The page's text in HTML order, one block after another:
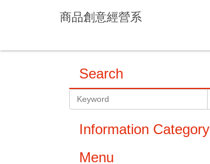
main
商品創意經營系
Search
Information Category
Menu